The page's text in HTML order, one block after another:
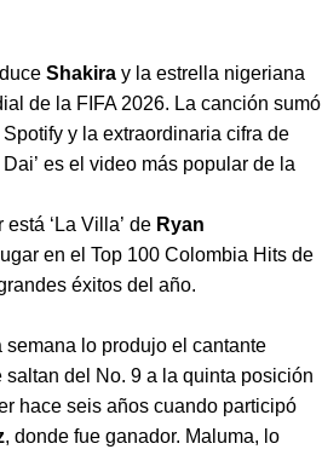
Shakiray la estrella nigeriana
de la FIFA 2026. La canción sumó
y la extraordinaria cifra de
es el video más popular de la
‘La Villa’ de Ryan
en el Top 100 Colombia Hits de
éxitos del año.
lo produjo el cantante
saltan del No. 9 a la quinta posición
hace seis años cuando participó
, donde fue ganador. Maluma, lo